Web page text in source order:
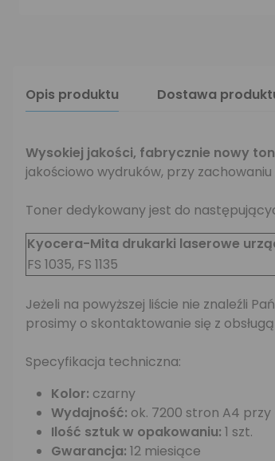
Opis produktu Dostawa
Wysokiej jakości, fabrycznie nowy
jakościowo wydruków, przy
Toner dedykowany jest do
Kyocera-Mita drukarki laserowe
FS 1035, FS 1135
Jeżeli na powyższej liście nie znaleźli
prosimy o skontaktowanie się z
Specyfikacja techniczna:
Kolor: czarny
Wydajność: ok. 7200 stron A4 przy
Ilość sztuk w opakowaniu: 1 szt.
Gwarancja: 12 miesiące